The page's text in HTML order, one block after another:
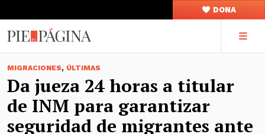
DONA
MIGRACIONES, ÚLTIMAS
Da jueza 24 horas a titular
de INM para garantizar
seguridad de migrantes ante